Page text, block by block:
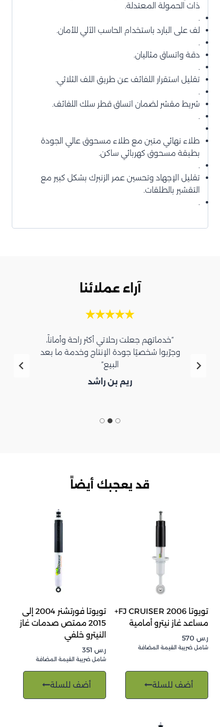
ذات الحمولة المعتدلة.
.
لف على البارد باستخدام الحاسب الآلي للأمان.
.
دقة واتساق مثاليان.
.
تقليل استقرار اللفائف عن طريق اللف الثلاثي.
.
شريط مقشر لضمان اتساق قطر سلك اللفائف.
.
طلاء نهائي متين مع طلاء مسحوق عالي الجودة
بطبقة مسحوق كهربائي ساكن.
.
تقليل الإجهاد وتحسين عمر الزنبرك بشكل كبير مع
التقشير بالطلقات.
.
آراء عملائنا
“خدماتهم جعلت رحلاتي أكثر راحة وأماناً،
وجرّبوا شخصيًا جودة الإنتاج وخدمة ما بعد
البيع”
ريم بن راشد
قد يعجبك أيضاً
تويوتا FJ CRUISER 2006+
مساعد غاز نيترو أمامية
ر.س
شامل ضريبة القيمة المضافة
أضف للسلة
تويوتا فورتشنر 2004 إلى
2015 ممتص صدمات غاز
النيترو خلفي
ر.س
شامل ضريبة القيمة المضافة
أضف للسلة